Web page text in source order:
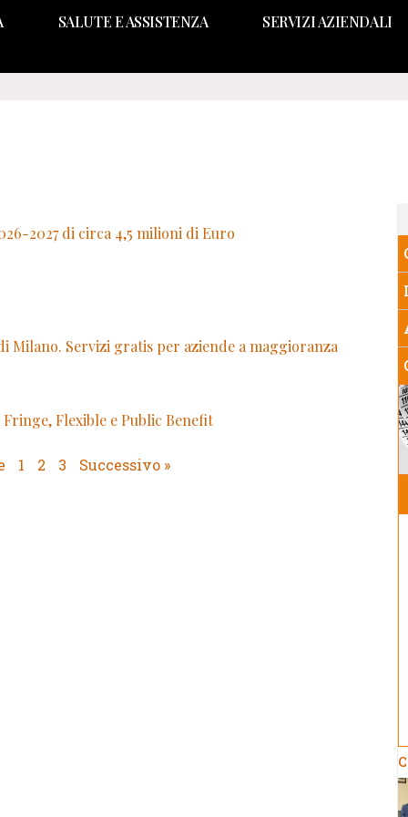
SALUTE E ASSISTENZA SERVIZI AZIENDALI
2027 di circa 4,5 milioni di Euro
Milano. Servizi gratis per aziende a maggioranza
Flexible e Public Benefit
1 2 3 Successivo »